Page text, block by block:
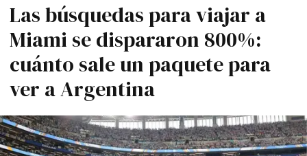
Las búsquedas para viajar a
Miami se dispararon 800%:
cuánto sale un paquete para
ver a Argentina